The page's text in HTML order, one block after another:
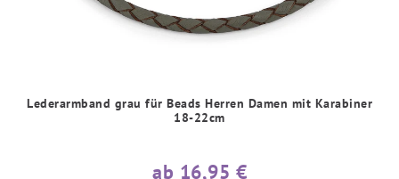
Lederarmband grau für Beads Herren Damen mit Karabiner
18-22cm
ab 16,95 €